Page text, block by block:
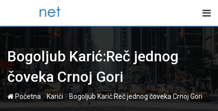
content
Bogoljub Karić:Reč jednog
čoveka Crnoj Gori
Početna-Karići -Bogoljub Karić:Reč jednog čoveka Crnoj Gori